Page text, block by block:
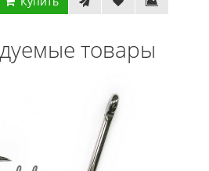
товары